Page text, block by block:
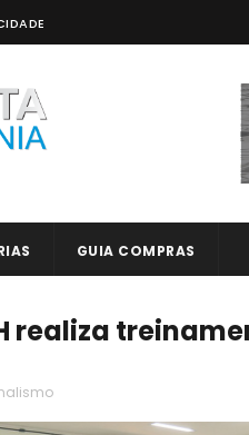
GUIA COMPRAS
realiza